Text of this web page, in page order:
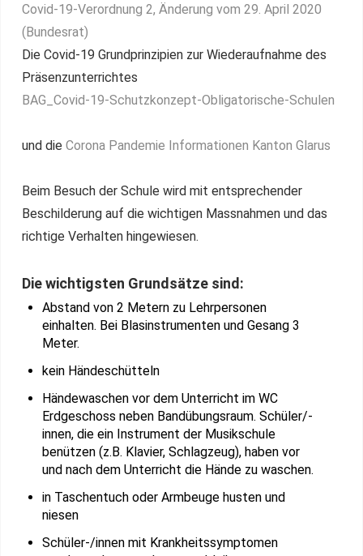
Covid-19-Verordnung 2, Änderung vom 29. April 2020
(Bundesrat)
Die Covid-19 Grundprinzipien zur Wiederaufnahme des
Präsenzunterrichtes
BAG_Covid-19-Schutzkonzept-Obligatorische-Schulen
und die Corona Pandemie Informationen Kanton Glarus
Beim Besuch der Schule wird mit entsprechender
Beschilderung auf die wichtigen Massnahmen und das
richtige Verhalten hingewiesen.
Die wichtigsten Grundsätze sind:
Abstand von 2 Metern zu Lehrpersonen
einhalten. Bei Blasinstrumenten und Gesang 3
Meter.
kein Händeschütteln
Händewaschen vor dem Unterricht im WC
Erdgeschoss neben Bandübungsraum. Schüler/-
innen, die ein Instrument der Musikschule
benützen (z.B. Klavier, Schlagzeug), haben vor
und nach dem Unterricht die Hände zu waschen.
in Taschentuch oder Armbeuge husten und
niesen
Schüler-/innen mit Krankheitssymptomen